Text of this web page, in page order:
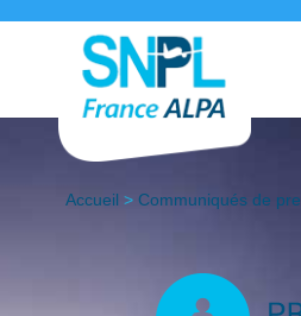
Accueil > Communiqués de